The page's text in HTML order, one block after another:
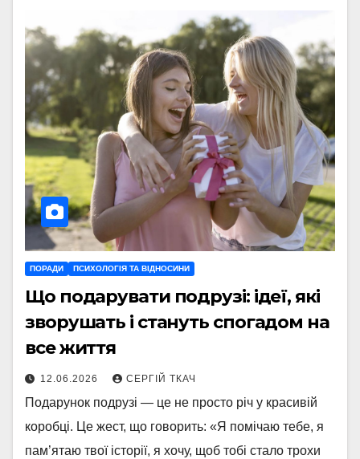
ПОРАДИ ПСИХОЛОГІЯ ТА ВІДНОСИНИ
Що подарувати подрузі: ідеї, які
зворушать і стануть спогадом на
все життя
12.06.2026 СЕРГІЙ ТКАЧ
Подарунок подрузі — це не просто річ у красивій
коробці. Це жест, що говорить: «Я помічаю тебе, я
пам’ятаю твої історії, я хочу, щоб тобі стало трохи